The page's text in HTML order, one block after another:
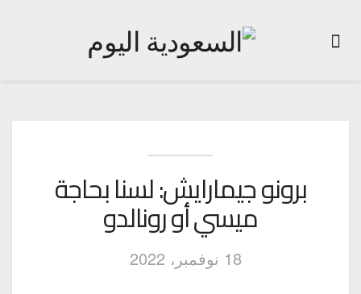
برونو جيمارايش: لسنا بحاجة
ميسي أو رونالدو
18 نوفمبر، 2022